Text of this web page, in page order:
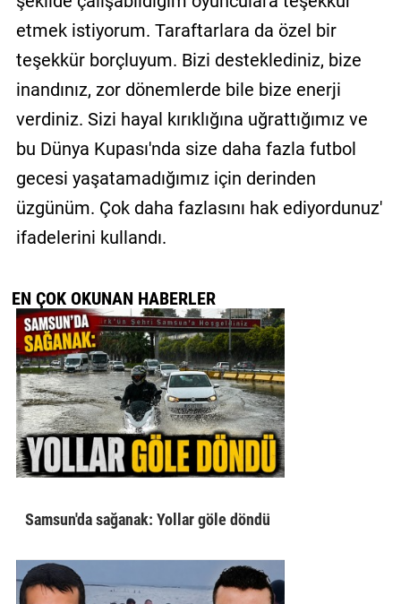
etmek istiyorum. Taraftarlara da özel bir
teşekkür borçluyum. Bizi desteklediniz, bize
inandınız, zor dönemlerde bile bize enerji
verdiniz. Sizi hayal kırıklığına uğrattığımız ve
bu Dünya Kupası'nda size daha fazla futbol
gecesi yaşatamadığımız için derinden
üzgünüm. Çok daha fazlasını hak ediyordunuz'
ifadelerini kullandı.
EN ÇOK OKUNAN HABERLER
Samsun'da sağanak: Yollar göle döndü